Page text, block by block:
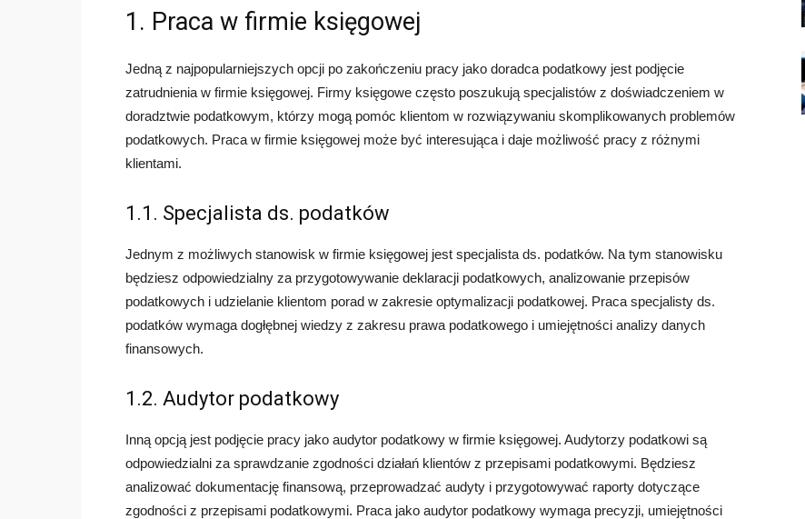
1. Praca w firmie księgowej
Jedną z najpopularniejszych opcji po zakończeniu pracy jako doradca podatkowy jest podjęcie
zatrudnienia w firmie księgowej. Firmy księgowe często poszukują specjalistów z doświadczeniem w
doradztwie podatkowym, którzy mogą pomóc klientom w rozwiązywaniu skomplikowanych problemów
podatkowych. Praca w firmie księgowej może być interesująca i daje możliwość pracy z różnymi
klientami.
1.1. Specjalista ds. podatków
Jednym z możliwych stanowisk w firmie księgowej jest specjalista ds. podatków. Na tym stanowisku
będziesz odpowiedzialny za przygotowywanie deklaracji podatkowych, analizowanie przepisów
podatkowych i udzielanie klientom porad w zakresie optymalizacji podatkowej. Praca specjalisty ds.
podatków wymaga dogłębnej wiedzy z zakresu prawa podatkowego i umiejętności analizy danych
finansowych.
1.2. Audytor podatkowy
Inną opcją jest podjęcie pracy jako audytor podatkowy w firmie księgowej. Audytorzy podatkowi są
odpowiedzialni za sprawdzanie zgodności działań klientów z przepisami podatkowymi. Będziesz
analizować dokumentację finansową, przeprowadzać audyty i przygotowywać raporty dotyczące
zgodności z przepisami podatkowymi. Praca jako audytor podatkowy wymaga precyzji, umiejętności